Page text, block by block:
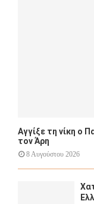
Αγγίξε τη νίκη ο
τον Άρη
8 Αυγούστου 2026